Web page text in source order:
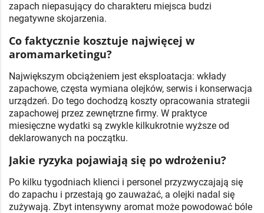
zapach niepasujący do charakteru miejsca budzi
negatywne skojarzenia.
Co faktycznie kosztuje najwięcej w
aromamarketingu?
Największym obciążeniem jest eksploatacja: wkłady
zapachowe, częsta wymiana olejków, serwis i konserwacja
urządzeń. Do tego dochodzą koszty opracowania strategii
zapachowej przez zewnętrzne firmy. W praktyce
miesięczne wydatki są zwykle kilkukrotnie wyższe od
deklarowanych na początku.
Jakie ryzyka pojawiają się po wdrożeniu?
Po kilku tygodniach klienci i personel przyzwyczajają się
do zapachu i przestają go zauważać, a olejki nadal się
zużywają. Zbyt intensywny aromat może powodować bóle